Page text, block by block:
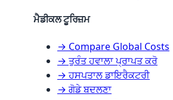
ਮੈਡੀਕਲ ਟੂਰਿਜ਼ਮ
→ Compare Global Costs
→ ਤੁਰੰਤ ਹਵਾਲਾ ਪ੍ਰਾਪਤ ਕਰੋ
→ ਹਸਪਤਾਲ ਡਾਇਰੈਕਟਰੀ
→ ਗੋਡੇ ਬਦਲਣਾ